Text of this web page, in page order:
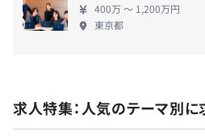
【開発環境】
開発ツール：Git, Jenkins,
Docker, AWS ECS/EKS/ECR
社会保険完備（健康保険・厚生
400万 〜 1,200万円
東京都
求人特集：人気のテーマ別